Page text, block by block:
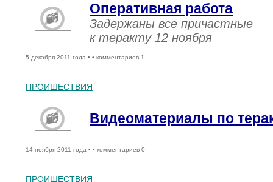
Оперативная работа
Задержаны все причастные
к теракту 12 ноября
5 декабря 2011 года • • комментариев 1
ПРОИШЕСТВИЯ
Видеоматериалы по
14 ноября 2011 года • • комментариев 0
ПРОИШЕСТВИЯ